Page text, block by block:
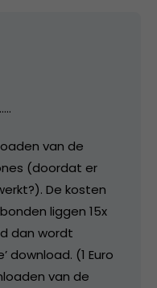
van de
(doordat er
De kosten
liggen 15x
dan wordt
download. (1 Euro
van de